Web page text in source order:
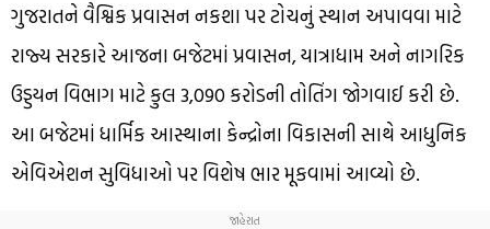
ગુજરાતને વૈશ્વિક પ્રવાસન નકશા પર ટોચનું સ્થાન અપાવવા માટે
રાજ્ય સરકારે આજના બજેટમાં પ્રવાસન, યાત્રાધામ અને નાગરિક
ઉડ્ડયન વિભાગ માટે કુલ ₹3,090 કરોડની તોતિંગ જોગવાઈ કરી છે.
આ બજેટમાં ધાર્મિક આસ્થાના કેન્દ્રોના વિકાસની સાથે આધુનિક
એવિએશન સુવિધાઓ પર વિશેષ ભાર મૂકવામાં આવ્યો છે.